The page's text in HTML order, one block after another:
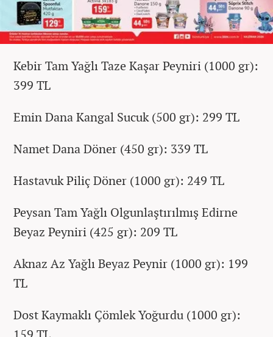
Kebir Tam Yağlı Taze Kaşar Peyniri (1000 gr):
399 TL
Emin Dana Kangal Sucuk (500 gr): 299 TL
Namet Dana Döner (450 gr): 339 TL
Hastavuk Piliç Döner (1000 gr): 249 TL
Peysan Tam Yağlı Olgunlaştırılmış Edirne
Beyaz Peyniri (425 gr): 209 TL
Aknaz Az Yağlı Beyaz Peynir (1000 gr): 199
TL
Dost Kaymaklı Çömlek Yoğurdu (1000 gr):